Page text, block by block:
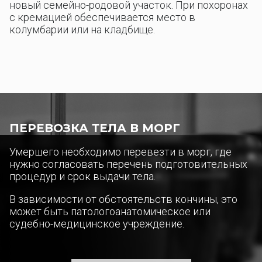
новый семейно-родовой участок. При похоронах
с кремацией обеспечивается место в
колумбарии или на кладбище.
ПЕРЕВОЗКА ТЕЛА В МОРГ
Умершего необходимо перевезти в морг, где
нужно согласовать перечень подготовительных
процедур и срок выдачи тела.
В зависимости от обстоятельств кончины, это
может быть патологоанатомическое или
судебно-медицинское учреждение.